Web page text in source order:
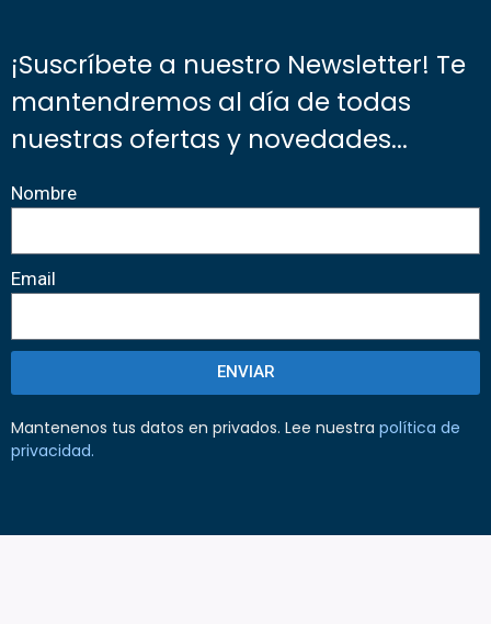
¡Suscríbete a nuestro Newsletter! Te
mantendremos al día de todas
nuestras ofertas y novedades...
Nombre
Email
ENVIAR
Mantenenos tus datos en privados. Lee nuestra política de
privacidad.